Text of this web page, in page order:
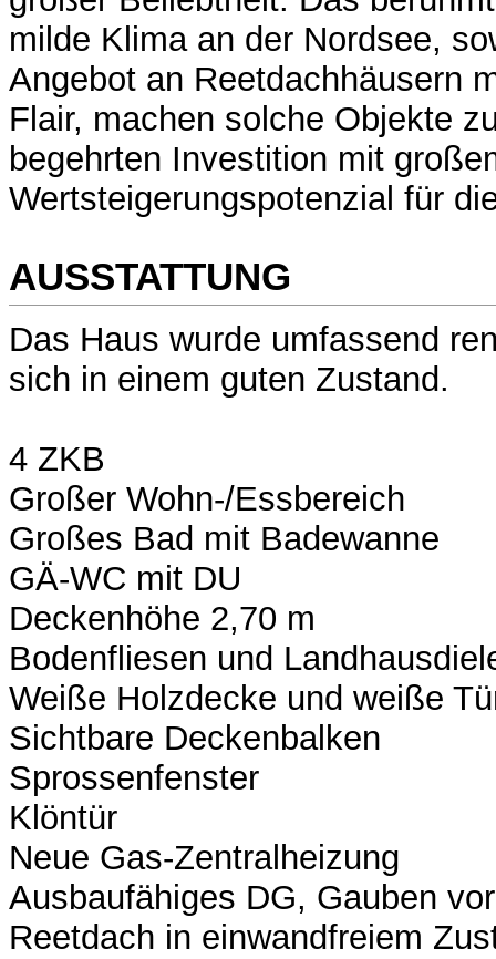
milde Klima an der Nordsee,
Angebot an Reetdachhäusern
Flair, machen solche Objekte
begehrten Investition mit
Wertsteigerungspotenzial für
AUSSTATTUNG
Das Haus wurde umfassend
sich in einem guten Zustand.
4 ZKB
Großer Wohn-/Essbereich
Großes Bad mit Badewanne
GÄ-WC mit DU
Deckenhöhe 2,70 m
Bodenfliesen und
Weiße Holzdecke und weiße
Sichtbare Deckenbalken
Sprossenfenster
Klöntür
Neue Gas-Zentralheizung
Ausbaufähiges DG, Gauben
Reetdach in einwandfreiem